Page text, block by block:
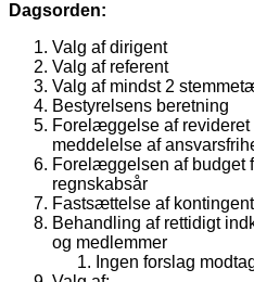
Dagsorden:
Valg af dirigent
Valg af referent
Valg af mindst 2
Bestyrelsens beretning
Forelæggelse af
meddelelse af
Forelæggelsen af budget
regnskabsår
Fastsættelse af kontingent
Behandling af rettidigt
og medlemmer
Ingen forslag